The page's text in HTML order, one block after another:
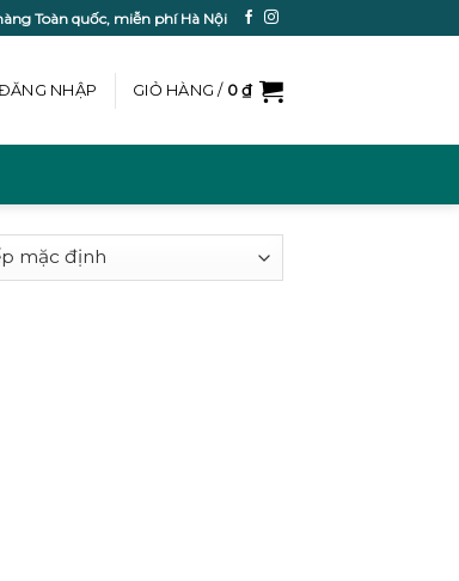
Toàn quốc, miễn phí Hà Nội
NHẬP GIỎ HÀNG / 0₫